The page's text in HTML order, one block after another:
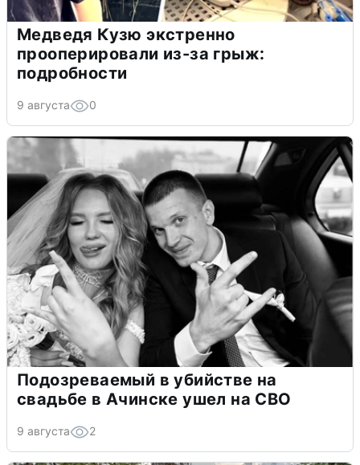
Медведя Кузю экстренно
прооперировали из-за грыж:
подробности
9 августа 0
Подозреваемый в убийстве на
свадьбе в Ачинске ушел на СВО
9 августа 2